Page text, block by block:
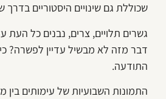
שכוללת גם שינויים היסטוריים
גשרים תלויים, צרים, נבנים כל העת
דבר מזה לא מבשיל עדיין לפשרה?
התודעה.
התמונות השבועיות של עימותים בין